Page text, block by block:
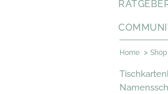
Home > Shop